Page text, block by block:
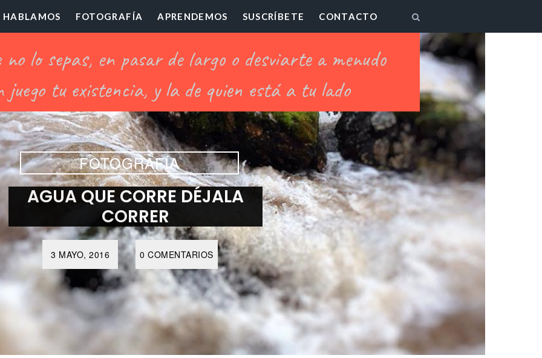
HABLAMOS FOTOGRAFÍA APRENDEMOS SUSCRÍBETE CONTACTO
FOTOGRAFÍA
AGUA QUE CORRE DÉJALA
CORRER
3 MAYO, 2016 0 COMENTARIOS